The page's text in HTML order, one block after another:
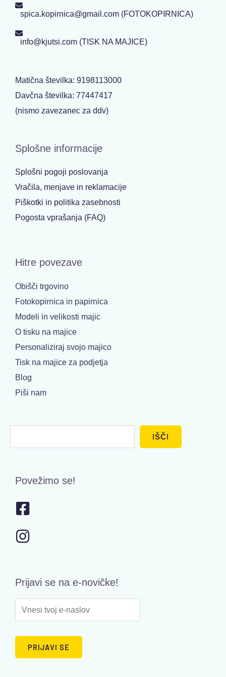
spica.kopirnica@gmail.com (FOTOKOPIRNICA)
info@kjutsi.com (TISK NA MAJICE)
Matična številka: 9198113000
Davčna številka: 77447417
(nismo zavezanec za ddv)
Splošne informacije
Splošni pogoji poslovanja
Vračila, menjave in reklamacije
Piškotki in politika zasebnosti
Pogosta vprašanja (FAQ)
Hitre povezave
Obišči trgovino
Fotokopirnica in papirnica
Modeli in velikosti majic
O tisku na majice
Personaliziraj svojo majico
Tisk na majice za podjetja
Blog
Piši nam
IŠČI
Povežimo se!
Prijavi se na e-novičke!